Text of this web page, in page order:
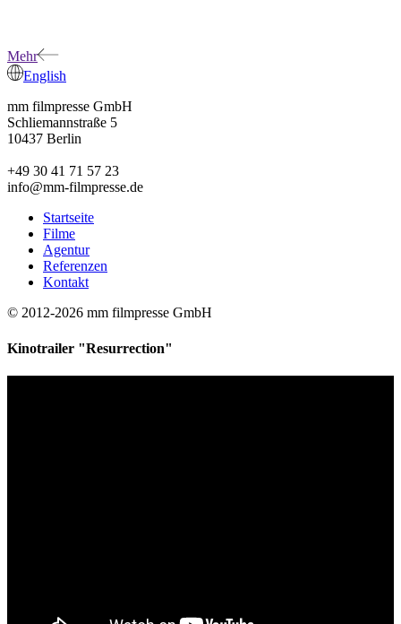
Mehr
English
mm filmpresse GmbH
Schliemannstraße 5
10437 Berlin
+49 30 41 71 57 23
info@mm-filmpresse.de
Startseite
Filme
Agentur
Referenzen
Kontakt
© 2012-2026 mm filmpresse GmbH
Kinotrailer "Resurrection"